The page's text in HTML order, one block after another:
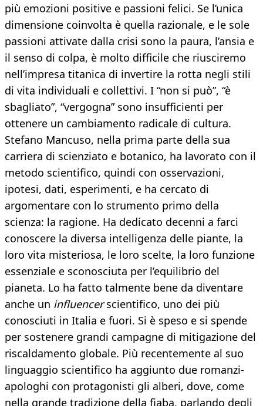
più emozioni positive e passioni felici. Se l’unica
dimensione coinvolta è quella razionale, e le sole
passioni attivate dalla crisi sono la paura, l’ansia e
il senso di colpa, è molto difficile che riusciremo
nell’impresa titanica di invertire la rotta negli stili
di vita individuali e collettivi. I “non si può”, “è
sbagliato”, “vergogna” sono insufficienti per
ottenere un cambiamento radicale di cultura.
Stefano Mancuso, nella prima parte della sua
carriera di scienziato e botanico, ha lavorato con il
metodo scientifico, quindi con osservazioni,
ipotesi, dati, esperimenti, e ha cercato di
argomentare con lo strumento primo della
scienza: la ragione. Ha dedicato decenni a farci
conoscere la diversa intelligenza delle piante, la
loro vita misteriosa, le loro scelte, la loro funzione
essenziale e sconosciuta per l’equilibrio del
pianeta. Lo ha fatto talmente bene da diventare
anche un influencerscientifico, uno dei più
conosciuti in Italia e fuori. Si è speso e si spende
per sostenere grandi campagne di mitigazione del
riscaldamento globale. Più recentemente al suo
linguaggio scientifico ha aggiunto due romanzi-
apologhi con protagonisti gli alberi, dove, come
nella grande tradizione della fiaba, parlando degli